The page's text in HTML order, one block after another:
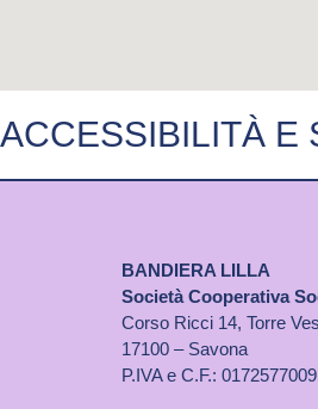
ACCESSIBILITÀ E
BANDIERA LILLA
Società Cooperativa
Corso Ricci 14, Torre
17100 – Savona
P.IVA e C.F.: